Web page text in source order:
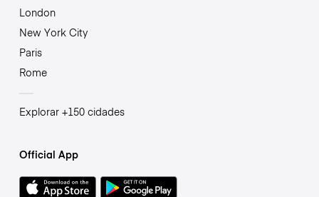
London
New York City
Paris
Rome
Explorar +150 cidades
Official App